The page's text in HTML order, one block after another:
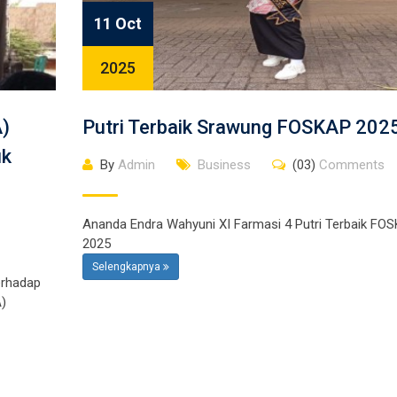
11 Oct
2025
Putri Terbaik Srawung FOSKAP
ByAdmin Business (03) Comments
Ananda Endra Wahyuni XI Farmasi 4 Putri Terbaik
2025
Selengkapnya